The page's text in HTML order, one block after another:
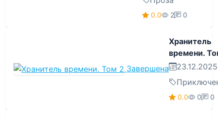
0.0 2 0
Завершена
Хранитель
времени.
23.12.2025
0.0 0 0